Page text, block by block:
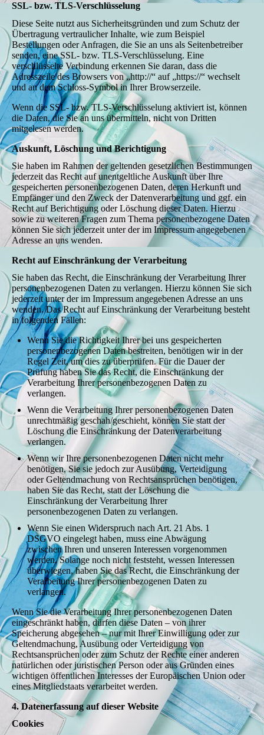
SSL- bzw. TLS-Verschlüsselung
Diese Seite nutzt aus Sicherheitsgründen und zum Schutz der
Übertragung vertraulicher Inhalte, wie zum Beispiel
Bestellungen oder Anfragen, die Sie an uns als Seitenbetreiber
senden, eine SSL- bzw. TLS-Verschlüsselung. Eine
verschlüsselte Verbindung erkennen Sie daran, dass die
Adresszeile des Browsers von „http://“ auf „https://“ wechselt
und an dem Schloss-Symbol in Ihrer Browserzeile.
Wenn die SSL- bzw. TLS-Verschlüsselung aktiviert ist, können
die Daten, die Sie an uns übermitteln, nicht von Dritten
mitgelesen werden.
Auskunft, Löschung und Berichtigung
Sie haben im Rahmen der geltenden gesetzlichen Bestimmungen
jederzeit das Recht auf unentgeltliche Auskunft über Ihre
gespeicherten personenbezogenen Daten, deren Herkunft und
Empfänger und den Zweck der Datenverarbeitung und ggf. ein
Recht auf Berichtigung oder Löschung dieser Daten. Hierzu
sowie zu weiteren Fragen zum Thema personenbezogene Daten
können Sie sich jederzeit unter der im Impressum angegebenen
Adresse an uns wenden.
Recht auf Einschränkung der Verarbeitung
Sie haben das Recht, die Einschränkung der Verarbeitung Ihrer
personenbezogenen Daten zu verlangen. Hierzu können Sie sich
jederzeit unter der im Impressum angegebenen Adresse an uns
wenden. Das Recht auf Einschränkung der Verarbeitung besteht
in folgenden Fällen:
Wenn Sie die Richtigkeit Ihrer bei uns gespeicherten
personenbezogenen Daten bestreiten, benötigen wir in der
Regel Zeit, um dies zu überprüfen. Für die Dauer der
Prüfung haben Sie das Recht, die Einschränkung der
Verarbeitung Ihrer personenbezogenen Daten zu
verlangen.
Wenn die Verarbeitung Ihrer personenbezogenen Daten
unrechtmäßig geschah/geschieht, können Sie statt der
Löschung die Einschränkung der Datenverarbeitung
verlangen.
Wenn wir Ihre personenbezogenen Daten nicht mehr
benötigen, Sie sie jedoch zur Ausübung, Verteidigung
oder Geltendmachung von Rechtsansprüchen benötigen,
haben Sie das Recht, statt der Löschung die
Einschränkung der Verarbeitung Ihrer
personenbezogenen Daten zu verlangen.
Wenn Sie einen Widerspruch nach Art. 21 Abs. 1
DSGVO eingelegt haben, muss eine Abwägung
zwischen Ihren und unseren Interessen vorgenommen
werden. Solange noch nicht feststeht, wessen Interessen
überwiegen, haben Sie das Recht, die Einschränkung der
Verarbeitung Ihrer personenbezogenen Daten zu
verlangen.
Wenn Sie die Verarbeitung Ihrer personenbezogenen Daten
eingeschränkt haben, dürfen diese Daten – von ihrer
Speicherung abgesehen – nur mit Ihrer Einwilligung oder zur
Geltendmachung, Ausübung oder Verteidigung von
Rechtsansprüchen oder zum Schutz der Rechte einer anderen
natürlichen oder juristischen Person oder aus Gründen eines
wichtigen öffentlichen Interesses der Europäischen Union oder
eines Mitgliedstaats verarbeitet werden.
4. Datenerfassung auf dieser Website
Cookies